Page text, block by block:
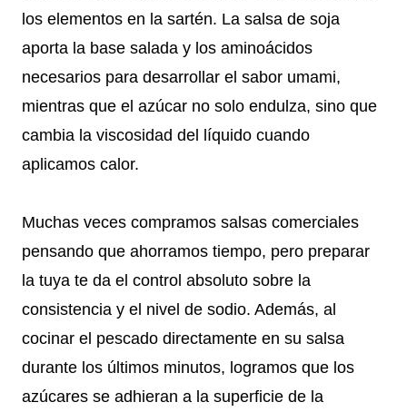
los elementos en la sartén. La salsa de soja
aporta la base salada y los aminoácidos
necesarios para desarrollar el sabor umami,
mientras que el azúcar no solo endulza, sino que
cambia la viscosidad del líquido cuando
aplicamos calor.
Muchas veces compramos salsas comerciales
pensando que ahorramos tiempo, pero preparar
la tuya te da el control absoluto sobre la
consistencia y el nivel de sodio. Además, al
cocinar el pescado directamente en su salsa
durante los últimos minutos, logramos que los
azúcares se adhieran a la superficie de la